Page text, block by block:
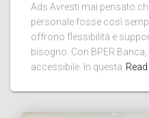
Ads Avresti mai pensato
personale fosse così
offrono flessibilità e
bisogno. Con BPER
accessibile. In questa